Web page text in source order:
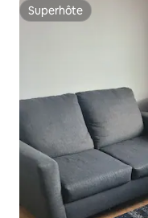
Superhôte
Superhôte